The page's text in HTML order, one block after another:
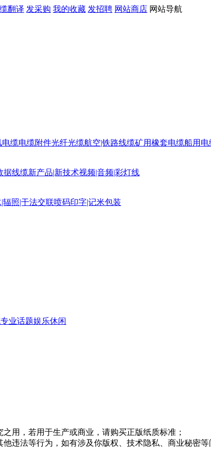
翻译 发采购 我的收藏 发招聘 网站商店 网站导航
电缆电缆附件光纤光缆航空|铁路线缆矿用橡套电缆船用电
据线缆新产品|新技术视频|音频|彩灯线
辐照|干法交联喷码印字|记米包装
业话题娱乐休闲
用，若用于生产或商业，请购买正版纸质标准；
违法等行为，如有涉及你版权、技术隐私、商业秘密等